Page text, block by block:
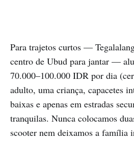
Para trajetos curtos —
centro de Ubud para jantar —
70.000–100.000 IDR por dia
adulto, uma criança, capacetes
baixas e apenas em estradas
tranquilas. Nunca colocamos
scooter nem deixamos a família